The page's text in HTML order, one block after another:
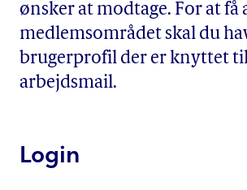
ønsker at modtage. For at få
medlemsområdet skal du
brugerprofil der er knyttet
arbejdsmail.
Login